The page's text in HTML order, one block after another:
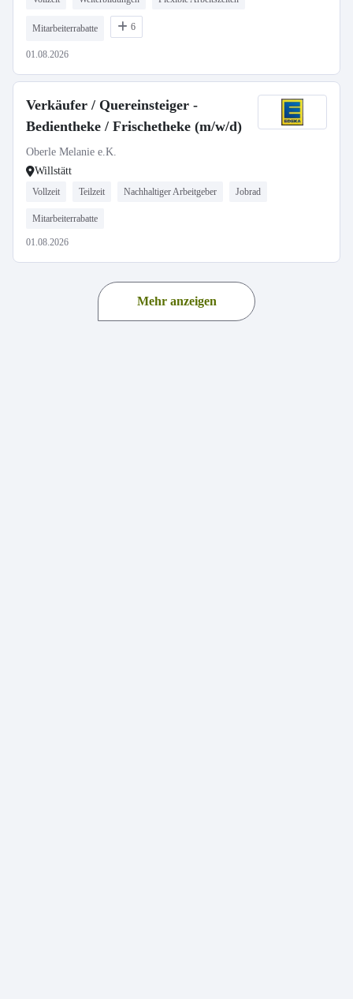
Mitarbeiterrabatte 6
01.08.2026
Verkäufer / Quereinsteiger -
Bedientheke / Frischetheke (m/w/d)
Oberle Melanie e.K.
Willstätt
Vollzeit Teilzeit Nachhaltiger Arbeitgeber Jobrad
Mitarbeiterrabatte
01.08.2026
Mehr anzeigen